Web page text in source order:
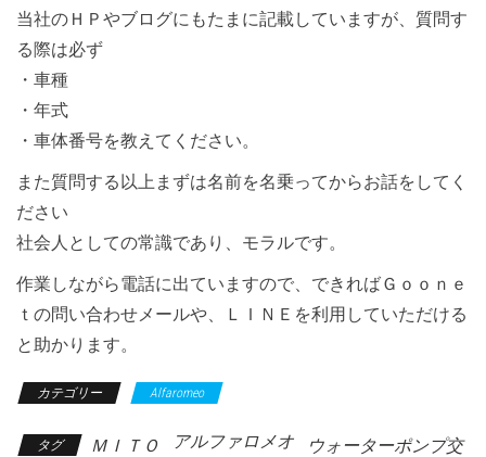
当社のＨＰやブログにもたまに記載していますが、質問す
る際は必ず
・車種
・年式
・車体番号を教えてください。
また質問する以上まずは名前を名乗ってからお話をしてく
ださい
社会人としての常識であり、モラルです。
作業しながら電話に出ていますので、できればＧｏｏｎｅ
ｔの問い合わせメールや、ＬＩＮＥを利用していただける
と助かります。
カテゴリー Alfaromeo
タグ ＭＩＴＯ アルファロメオ
ウォーターポンプ交